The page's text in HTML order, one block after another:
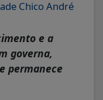
Chico André
e a
governa,
permanece